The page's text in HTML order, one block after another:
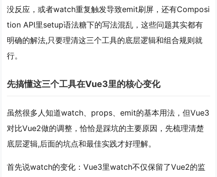
没反应，或者watch重复触发导致emit刷屏，还有Composi
tion API里setup语法糖下的写法混乱，这些问题其实都有
明确的解法,只要理清这三个工具的底层逻辑和组合规则就
行。
先搞懂这三个工具在Vue3里的核心变化
虽然很多人知道watch、props、emit的基本用法，但Vue3
对比Vue2做的调整，恰恰是踩坑的主要原因，先梳理清楚
底层逻辑,后面的坑点和最佳实践才好理解。
首先说watch的变化：Vue3里watch不仅保留了Vue2的监